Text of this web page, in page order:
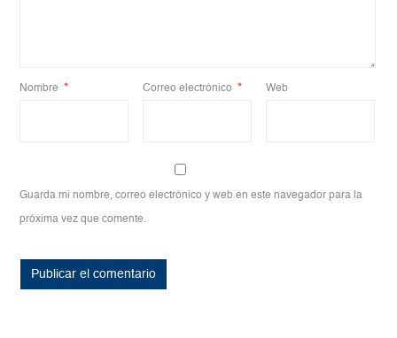
Nombre * Correo electrónico * Web
Guarda mi nombre, correo electrónico y web en este navegador para la
próxima vez que comente.